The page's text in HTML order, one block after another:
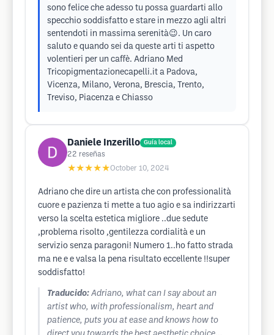
sono felice che adesso tu possa guardarti allo
specchio soddisfatto e stare in mezzo agli altri
sentendoti in massima serenità😉. Un caro
saluto e quando sei da queste arti ti aspetto
volentieri per un caffè. Adriano Med
Tricopigmentazionecapelli.it a Padova,
Vicenza, Milano, Verona, Brescia, Trento,
Treviso, Piacenza e Chiasso
Daniele Inzerillo Guía local
22 reseñas
★★★★★October 10, 2024
Adriano che dire un artista che con professionalità
cuore e pazienza ti mette a tuo agio e sa indirizzarti
verso la scelta estetica migliore ..due sedute
,problema risolto ,gentilezza cordialità e un
servizio senza paragoni! Numero 1..ho fatto strada
ma ne e e valsa la pena risultato eccellente !!super
soddisfatto!
Traducido: Adriano, what can I say about an
artist who, with professionalism, heart and
patience, puts you at ease and knows how to